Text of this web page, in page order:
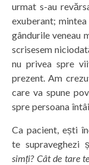
urmat s-au
exuberant;
gândurile veneau
scrisesem
nu privea spre
prezent. Am
care va spune
spre persoana
Ca pacient, ești
te supraveghezi
simți? Cât de tare